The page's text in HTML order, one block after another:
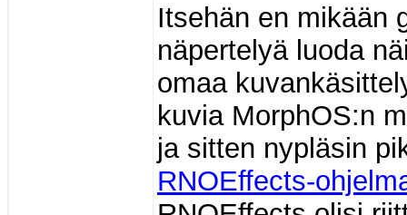
Itsehän en mikään
näpertelyä luoda
omaa
kuvia MorphOS:n
ja sitten nypläsin
RNOEffects-